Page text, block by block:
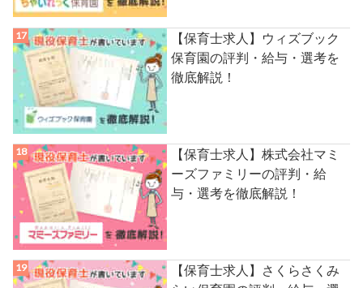
【保育士求人】ウィズブック
保育園の評判・給与・選考を
徹底解説！
【保育士求人】株式会社マミ
ーズファミリーの評判・給
与・選考を徹底解説！
【保育士求人】さくらさくみ